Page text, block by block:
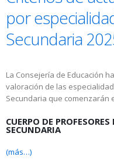
por
Secundaria
La Consejería de Educación
valoración de las
Secundaria que comenzarán
CUERPO DE
SECUNDARIA
(más…)